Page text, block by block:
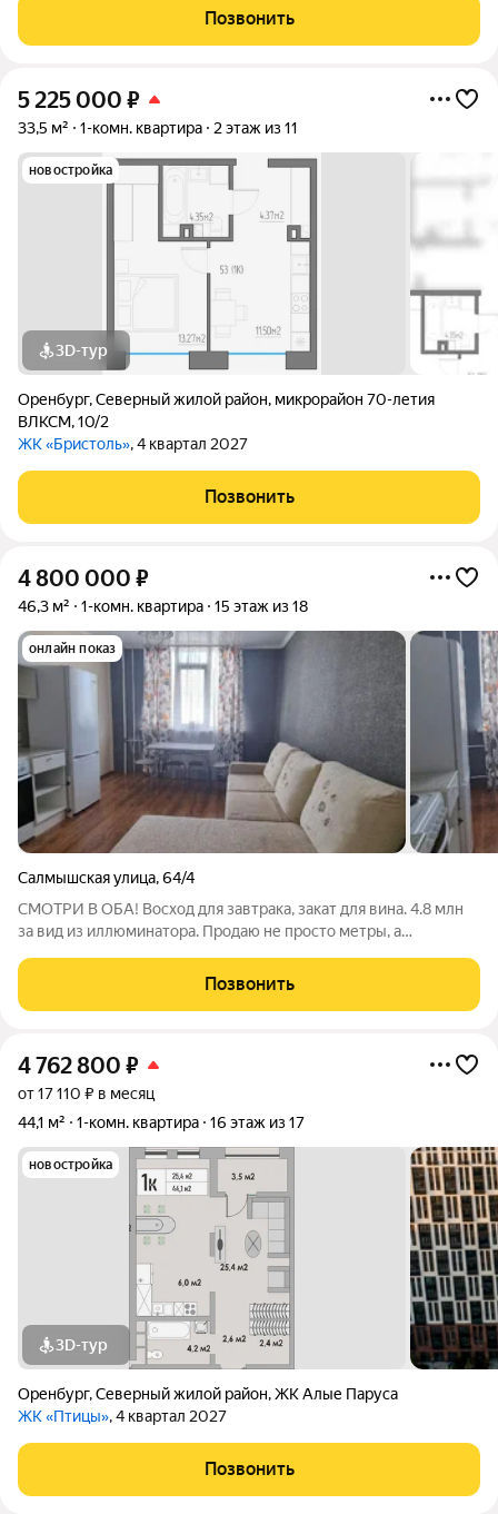
уютных вечеров и встреч с близкими Две спальни с отличной
Позвонить
5 225 000 ₽
33,5 м² 1-комн. квартира 2 этаж из 11
новостройка
3D-тур
Оренбург,Северный жилой район, микрорайон 70-летия
ВЛКСМ,10/2
ЖК «Бристоль», 4 квартал 2027
Позвонить
4 800 000 ₽
46,3 м² 1-комн. квартира 15 этаж из 18
онлайн показ
Салмышская улица,64/4
СМОТРИ В ОБА! Восход для завтрака, закат для вина. 4.8 млн
за вид из иллюминатора. Продаю не просто метры, а
огромной кухне (а она у нас ОГРОМНАЯ, 15 кв.м + гостиная), а
вечером вы
Позвонить
4 762 800 ₽
от 17 110 ₽ в месяц
44,1 м²
1-комн. квартира 16 этаж из 17
новостройка
3D-тур
Оренбург,Северный жилой район,ЖК Алые Паруса
ЖК «Птицы», 4 квартал 2027
Позвонить